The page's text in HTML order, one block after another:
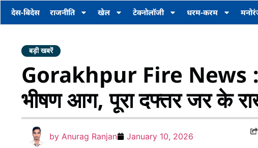
देस-बिदेस राजनीति खेल टेक्नोलॉजी धरम-करम
बड़ी खबरें
Gorakhpur Fire News :
भीषण आग, पूरा दफ्तर जर के
by Anurag Ranjan January 10, 2026